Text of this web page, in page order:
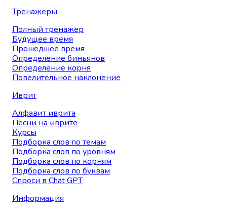
Тренажеры
Полный тренажер
Будущее время
Прошедшее время
Определение биньянов
Определение корня
Повелительное наклонение
Иврит
Алфавит иврита
Песни на иврите
Курсы
Подборка слов по темам
Подборка слов по уровням
Подборка слов по корням
Подборка слов по буквам
Спроси в Chat GPT
Информация